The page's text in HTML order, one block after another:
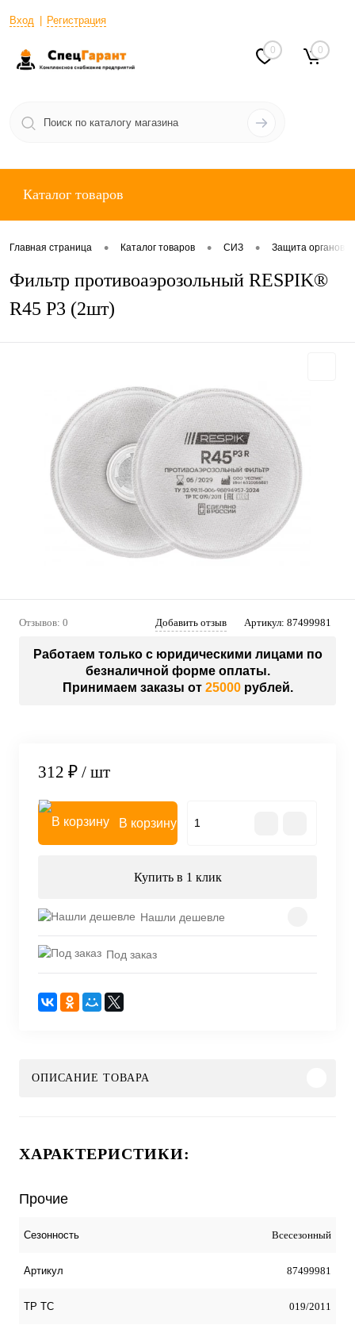
Вход Регистрация
0 0
Каталог товаров
Главная страница • Каталог товаров • СИЗ • Защита органов
Фильтр противоаэрозольный RESPIK®
R45 Р3 (2шт)
Отзывов: 0 Добавить отзыв Артикул: 87499981
Работаем только с юридическими лицами по
безналичной форме оплаты.
Принимаем заказы от 25000рублей.
312 ₽ / шт
В корзину
Купить в 1 клик
Нашли дешевле
Под заказ
ОПИСАНИЕ ТОВАРА
ХАРАКТЕРИСТИКИ:
Прочие
Сезонность Всесезонный
Артикул 87499981
ТР ТС 019/2011